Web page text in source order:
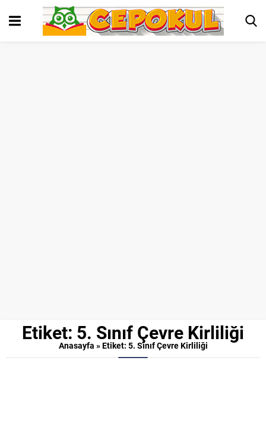
Etiket: 5. Sınıf Çevre Kirliliği
Anasayfa »Etiket: 5. Sınıf Çevre Kirliliği